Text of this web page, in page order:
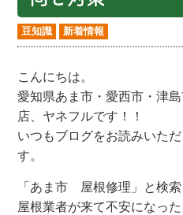
豆知識 新着情報
こんにちは。
愛知県あま市・愛西市・津
店、ヤネフルです！！
いつもブログをお読みいた
す。
「あま市 屋根修理」と検
屋根業者が来て不安になっ